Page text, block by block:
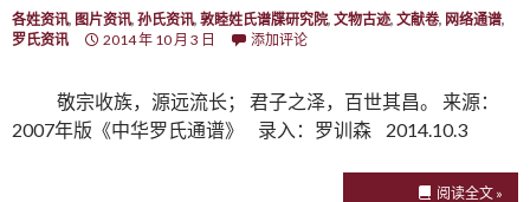
各姓资讯, 图片资讯, 孙氏资讯, 敦睦姓氏谱牒研究院, 文物古迹, 文献卷, 网络通谱,
罗氏资讯
2014 年 10 月 3 日 添加评论
敬宗收族，源远流长； 君子之泽，百世其昌。 来源：
2007年版《中华罗氏通谱》 录入：罗训森 2014.10.3
阅读全文 »